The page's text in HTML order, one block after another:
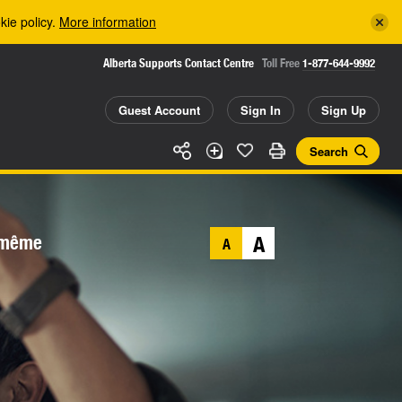
policy. More information
Alberta Supports Contact Centre Toll Free 1-877-644-9992
Guest Account Sign In Sign Up
Search
A A